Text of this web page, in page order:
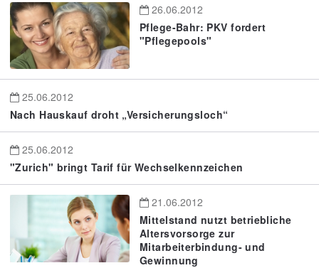
26.06.2012
Pflege-Bahr: PKV fordert
"Pflegepools"
25.06.2012
Nach Hauskauf droht „Versicherungsloch“
25.06.2012
"Zurich" bringt Tarif für Wechselkennzeichen
21.06.2012
Mittelstand nutzt betriebliche
Altersvorsorge zur
Mitarbeiterbindung- und
Gewinnung